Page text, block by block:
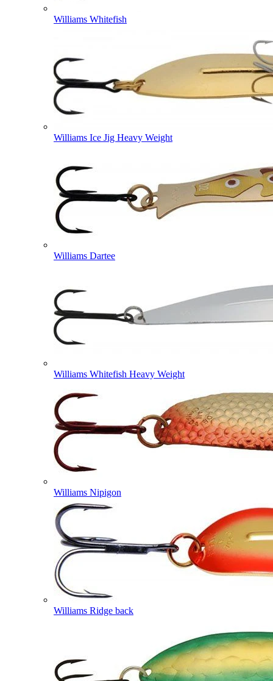
Williams Whitefish
Williams Ice Jig Heavy Weight
Williams Dartee
Williams Whitefish Heavy Weight
Williams Nipigon
Williams Ridge back